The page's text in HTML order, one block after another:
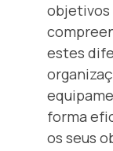
objetivos
estes
forma
os seus